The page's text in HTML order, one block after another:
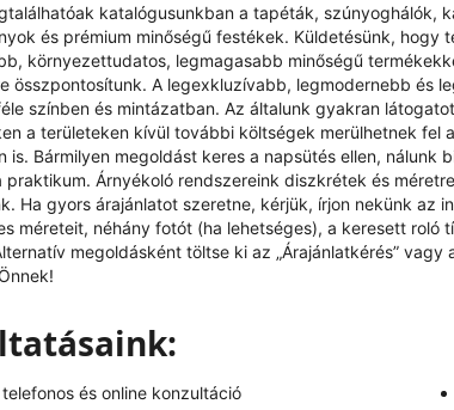
katalógusunkban a tapéták, szúnyoghálók,
és prémium minőségű festékek. Küldetésünk, hogy
környezettudatos, legmagasabb minőségű
összpontosítunk. A legexkluzívabb, legmodernebb és
színben és mintázatban. Az általunk gyakran
a területeken kívül további költségek merülhetnek
is. Bármilyen megoldást keres a napsütés ellen,
praktikum. Árnyékoló rendszereink diszkrétek és
Ha gyors árajánlatot szeretne, kérjük, írjon nekünk az
méreteit, néhány fotót (ha lehetséges), a keresett
megoldásként töltse ki az „Árajánlatkérés” vagy
és online konzultáció